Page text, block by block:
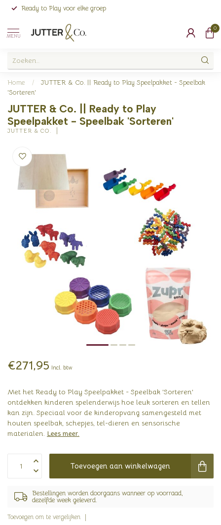
Ready to Play voor elke groep
MENU
0
Home /
JUTTER & Co. || Ready to Play Speelpakket - Speelbak
'Sorteren'
JUTTER & Co. || Ready to Play
Speelpakket - Speelbak 'Sorteren'
JUTTER & CO.
€271,95 Incl. btw
Met het Ready to Play Speelpakket - Speelbak 'Sorteren'
ontdekken kinderen spelenderwijs hoe leuk sorteren en tellen
kan zijn. Speciaal voor de kinderopvang samengesteld met
houten speelbak, schepjes, tel-dieren en sensorische
materialen. Lees meer.
Toevoegen aan winkelwagen
Bestellingen worden doorgaans wanneer op voorraad,
dezelfde week geleverd.
Toevoegen om te vergelijken